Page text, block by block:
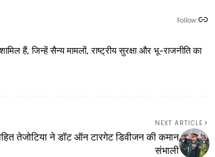
Follow:
हैं, जिन्हें सैन्य मामलों, राष्ट्रीय सुरक्षा और भू-राजनीति का
NEXT ARTICLE
तेजोटिया ने डॉट ऑन टारगेट डिवीजन की कमान
संभाली